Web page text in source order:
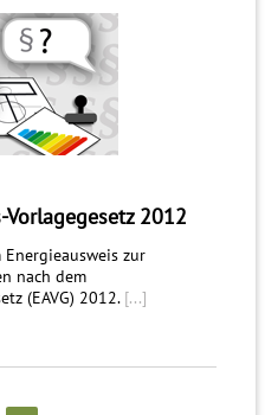
Vorlagegesetz 2012
zur
nach dem
(EAVG) 2012. [...]